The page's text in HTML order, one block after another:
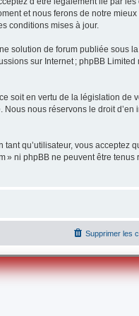
et nous ferons de notre
conditions mises à jour.
solution de forum publiée sous
sur Internet ; phpBB Limited
soit en vertu de la législation de
nous réservons le droit d’en
qu’utilisateur, vous acceptez
ni phpBB ne peuvent être tenus
Supprimer les